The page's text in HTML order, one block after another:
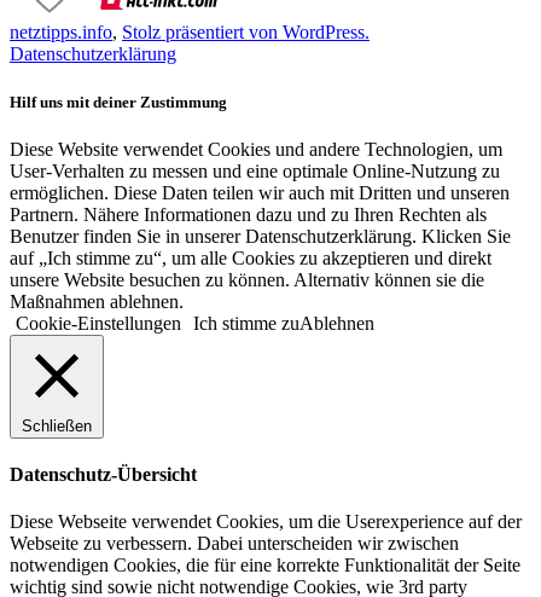
netztipps.info, Stolz präsentiert von WordPress.
Datenschutzerklärung
Hilf uns mit deiner Zustimmung
Diese Website verwendet Cookies und andere Technologien, um
User-Verhalten zu messen und eine optimale Online-Nutzung zu
ermöglichen. Diese Daten teilen wir auch mit Dritten und unseren
Partnern. Nähere Informationen dazu und zu Ihren Rechten als
Benutzer finden Sie in unserer Datenschutzerklärung. Klicken Sie
auf „Ich stimme zu“, um alle Cookies zu akzeptieren und direkt
unsere Website besuchen zu können. Alternativ können sie die
Maßnahmen ablehnen.
Cookie-Einstellungen
Ich stimme zuAblehnen
Schließen
Datenschutz-Übersicht
Diese Webseite verwendet Cookies, um die Userexperience auf der
Webseite zu verbessern. Dabei unterscheiden wir zwischen
notwendigen Cookies, die für eine korrekte Funktionalität der Seite
wichtig sind sowie nicht notwendige Cookies, wie 3rd party